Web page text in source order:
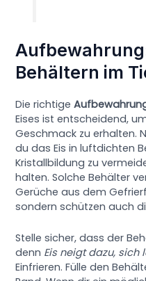
Behältern im
Die richtige
Eises ist entscheidend,
Geschmack zu erhalten.
du das Eis in luftdichten
Kristallbildung zu
halten. Solche Behälter
Gerüche aus dem
sondern schützen auch
Stelle sicher, dass der
denn Eis neigt dazu, sich
Einfrieren. Fülle den